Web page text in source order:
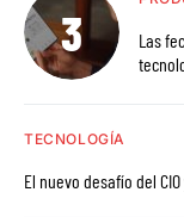
Las
TECNOLOGÍA
El nuevo desafío del